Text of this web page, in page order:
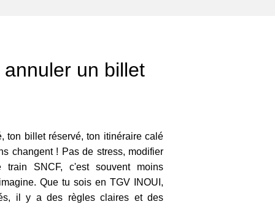
un billet
ton billet réservé, ton itinéraire calé
changent ! Pas de stress, modifier
SNCF, c'est souvent moins
Que tu sois en TGV INOUI,
il y a des règles claires et des